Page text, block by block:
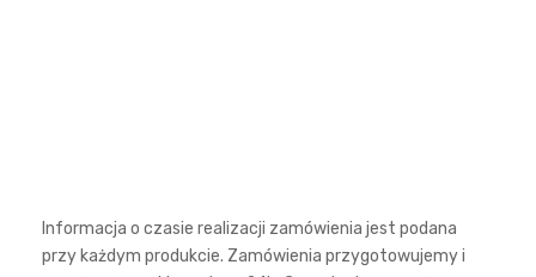
Informacja o czasie realizacji zamówienia jest podana
przy każdym produkcie. Zamówienia przygotowujemy i